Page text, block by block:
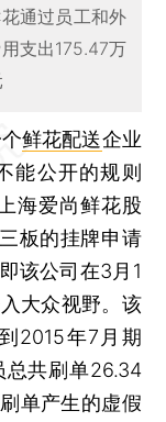
通过员工和外
支出175.47万
鲜花配送企业
能公开的规则
海爱尚鲜花股
板的挂牌申请
该公司在3月1
大众视野。该
2015年7月期
总共刷单26.34
单产生的虚假